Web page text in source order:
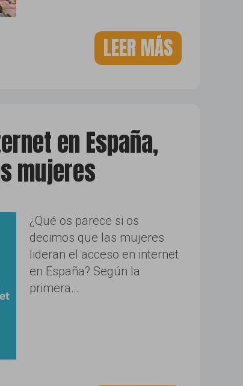
LEER MÁS
en España,
mujeres
¿Qué os parece si os
decimos que las mujeres
lideran el acceso en internet
en España? Según la
primera…